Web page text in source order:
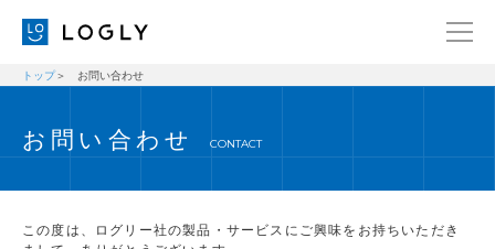
経営理念
トップ お問い合わせ
お問い合わせ CONTACT
この度は、ログリー社の製品・サービスにご興味をお持ちいただき